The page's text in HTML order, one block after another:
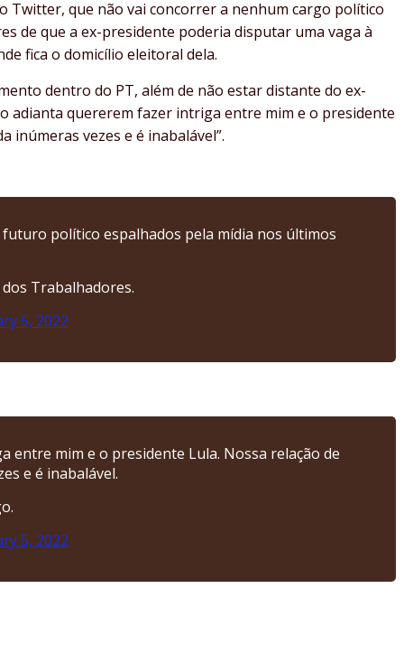
Twitter, que não vai concorrer a nenhum cargo político
de que a ex-presidente poderia disputar uma vaga à
fica o domicílio eleitoral dela.
dentro do PT, além de não estar distante do ex-
adianta quererem fazer intriga entre mim e o presidente
inúmeras vezes e é inabalável”.
político espalhados pela mídia nos últimos
Trabalhadores.
5, 2022
entre mim e o presidente Lula. Nossa relação de
e é inabalável.
5, 2022